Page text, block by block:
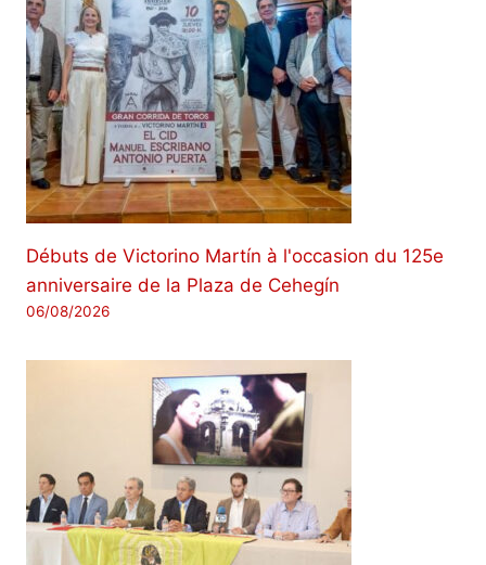
Débuts de Victorino Martín à l'occasion du 125e
anniversaire de la Plaza de Cehegín
06/08/2026